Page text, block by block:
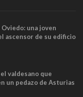
una joven
ascensor de su edificio
minutos
valdesano que
un pedazo de Asturias